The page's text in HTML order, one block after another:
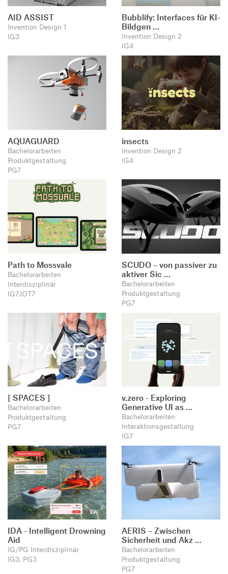
AID ASSIST
Invention Design 1
IG3
Bubblify: Interfaces für KI-
Bildgen …
Invention Design 2
IG4
AQUAGUARD
Bachelorarbeiten
Produktgestaltung
PG7
insects
Invention Design 2
IG4
Path to Mossvale
Bachelorarbeiten
Interdisziplinär
IG7,IOT7
SCUDO – von passiver zu
aktiver Sic …
Bachelorarbeiten
Produktgestaltung
PG7
[ SPACES ]
Bachelorarbeiten
Produktgestaltung
PG7
v.zero - Exploring
Generative UI as …
Bachelorarbeiten
Interaktionsgestaltung
IG7
IDA - Intelligent Drowning
Aid
IG/PG Interdisziplinär
IG3, PG3
AERIS – Zwischen
Sicherheit und Akz …
Bachelorarbeiten
Produktgestaltung
PG7